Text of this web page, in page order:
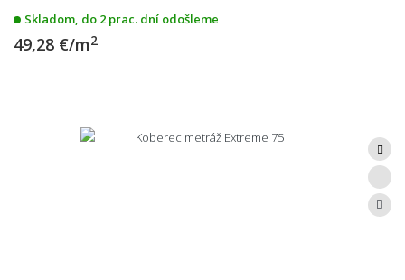
Skladom, do 2 prac. dní odošleme
49,28 €/m2